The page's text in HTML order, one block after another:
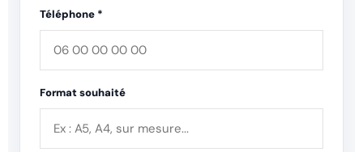
Téléphone *
Format souhaité